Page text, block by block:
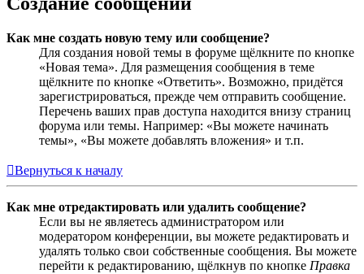
Как мне создать новую тему или сообщение?
Для создания новой темы в форуме щёлкните по кнопке
«Новая тема». Для размещения сообщения в теме
щёлкните по кнопке «Ответить». Возможно, придётся
зарегистрироваться, прежде чем отправить сообщение.
Перечень ваших прав доступа находится внизу страниц
форума или темы. Например: «Вы можете начинать
темы», «Вы можете добавлять вложения» и т.п.
Вернуться к началу
Как мне отредактировать или удалить сообщение?
Если вы не являетесь администратором или
модератором конференции, вы можете редактировать и
удалять только свои собственные сообщения. Вы можете
перейти к редактированию, щёлкнув по кнопке Правка